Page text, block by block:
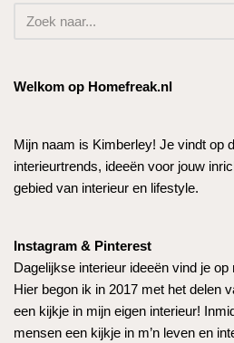
Welkom op Homefreak.nl
Mijn naam is Kimberley! Je vindt op
interieurtrends, ideeën voor jouw
gebied van interieur en lifestyle.
Instagram & Pinterest
Dagelijkse interieur ideeën vind je op
Hier begon ik in 2017 met het delen
een kijkje in mijn eigen interieur!
mensen een kijkje in m’n leven en